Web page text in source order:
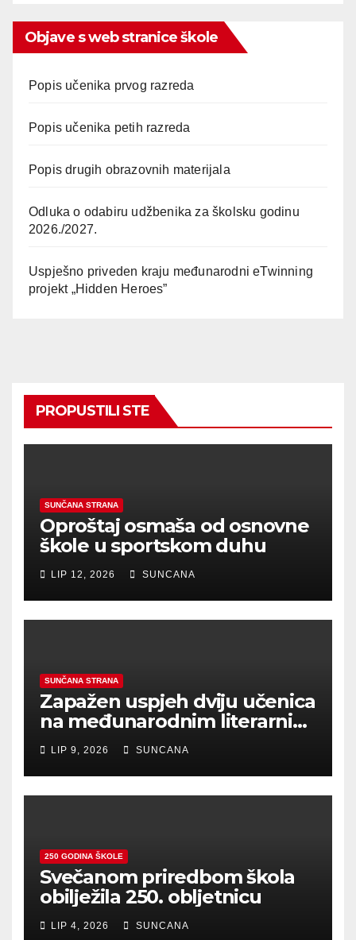
Objave s web stranice škole
Popis učenika prvog razreda
Popis učenika petih razreda
Popis drugih obrazovnih materijala
Odluka o odabiru udžbenika za školsku godinu
2026./2027.
Uspješno priveden kraju međunarodni eTwinning
projekt „Hidden Heroes”
PROPUSTILI STE
SUNČANA STRANA
Oproštaj osmaša od osnovne
škole u sportskom duhu
LIP 12, 2026 SUNCANA
SUNČANA STRANA
Zapažen uspjeh dviju učenica
na međunarodnim literarnim
natječajima
LIP 9, 2026 SUNCANA
250 GODINA ŠKOLE
Svečanom priredbom škola
obilježila 250. obljetnicu
LIP 4, 2026 SUNCANA